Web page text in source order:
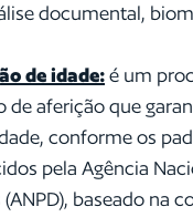
documental,
de idade:é um
de aferição que
conforme os
pela Agência
baseado na